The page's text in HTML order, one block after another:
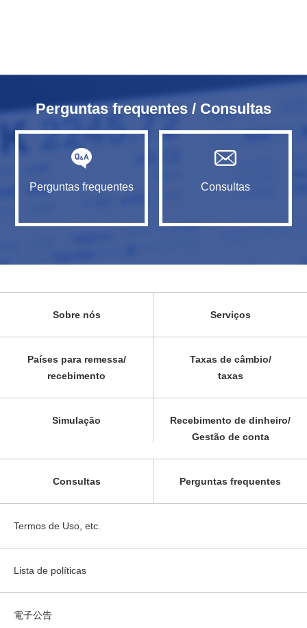
Perguntas frequentes / Consultas
Perguntas frequentes Consultas
Sobre nós Serviços
Países para remessa/
recebimento
Taxas de câmbio/
taxas
Simulação
Recebimento de dinheiro/
Gestão de conta
Consultas Perguntas frequentes
Termos de Uso, etc.
Lista de políticas
電子公告